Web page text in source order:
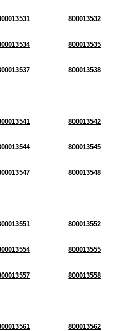
800013532
800013535
800013538
800013542
800013545
800013548
800013552
800013555
800013558
800013562